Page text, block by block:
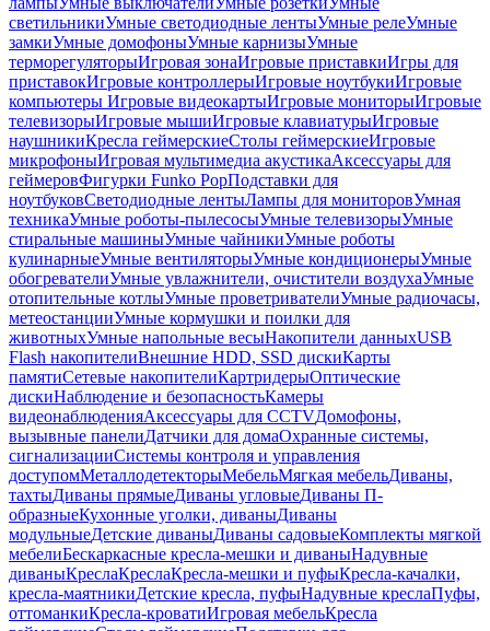
светильникиУмные светодиодные лентыУмные релеУмные
замкиУмные домофоныУмные карнизыУмные
терморегуляторыИгровая зонаИгровые приставкиИгры для
приставокИгровые контроллерыИгровые ноутбукиИгровые
компьютеры Игровые видеокартыИгровые мониторыИгровые
телевизорыИгровые мышиИгровые клавиатурыИгровые
наушникиКресла геймерскиеСтолы геймерскиеИгровые
микрофоныИгровая мультимедиа акустикаАксессуары для
геймеровФигурки Funko PopПодставки для
ноутбуковСветодиодные лентыЛампы для мониторовУмная
техникаУмные роботы-пылесосыУмные телевизорыУмные
стиральные машиныУмные чайникиУмные роботы
кулинарныеУмные вентиляторыУмные кондиционерыУмные
обогревателиУмные увлажнители, очистители воздухаУмные
отопительные котлыУмные проветривателиУмные радиочасы,
метеостанцииУмные кормушки и поилки для
животныхУмные напольные весыНакопители данныхUSB
Flash накопителиВнешние HDD, SSD дискиКарты
памятиСетевые накопителиКартридерыОптические
дискиНаблюдение и безопасностьКамеры
видеонаблюденияАксессуары для CCTVДомофоны,
вызывные панелиДатчики для домаОхранные системы,
сигнализацииСистемы контроля и управления
доступомМеталлодетекторыМебельМягкая мебельДиваны,
тахтыДиваны прямыеДиваны угловыеДиваны П-
образныеКухонные уголки, диваныДиваны
модульныеДетские диваныДиваны садовыеКомплекты мягкой
мебелиБескаркасные кресла-мешки и диваныНадувные
диваныКреслаКреслаКресла-мешки и пуфыКресла-качалки,
кресла-маятникиДетские кресла, пуфыНадувные креслаПуфы,
оттоманкиКресла-кроватиИгровая мебельКресла